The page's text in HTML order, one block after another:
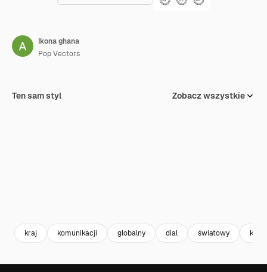
Ikona ghana
Pop Vectors
Ten sam styl Zobacz wszystkie
kraj komunikacji globalny dial światowy kod